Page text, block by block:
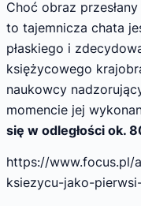
Choć obraz
to tajemnicza chata
płaskiego i
księżycowego
naukowcy
momencie jej
się w odległości ok.
https://
ksiezycu-jako-